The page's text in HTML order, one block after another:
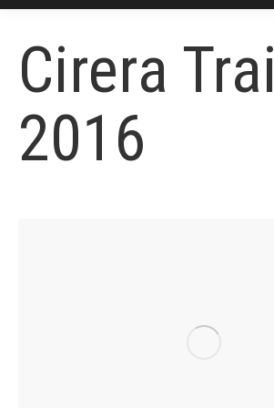
Cirera Trail
2016